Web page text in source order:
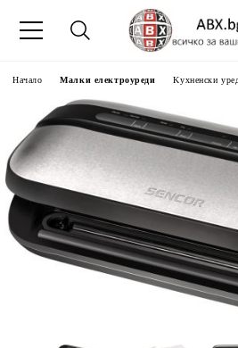
Начало Малки електроуреди Kухненски